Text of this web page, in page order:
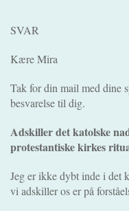
SVAR
Kære Mira
Tak for din mail med dine
besvarelse til dig.
Adskiller det katolske
protestantiske kirkes
Jeg er ikke dybt inde i det
vi adskiller os er på